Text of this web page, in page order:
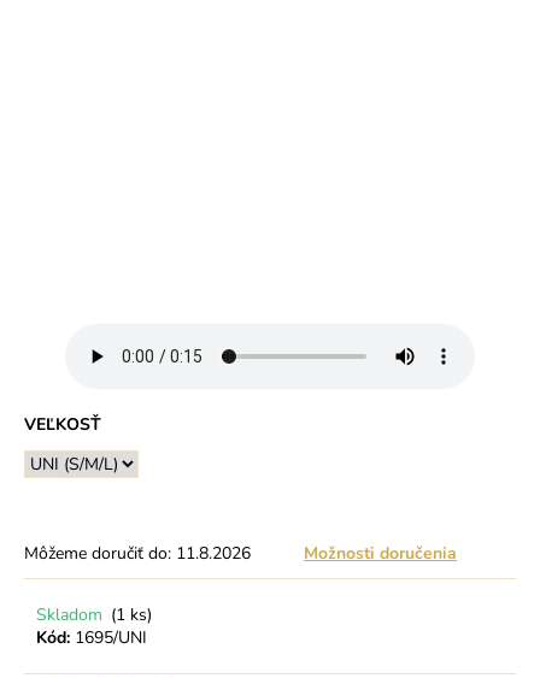
VEĽKOSŤ
Môžeme doručiť do: 11.8.2026 Možnosti doručenia
Skladom (1 ks)
Kód: 1695/UNI